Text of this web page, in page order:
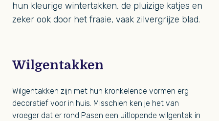
hun kleurige wintertakken, de pluizige katjes en
zeker ook door het fraaie, vaak zilvergrijze blad.
Wilgentakken
Wilgentakken zijn met hun kronkelende vormen erg
decoratief voor in huis. Misschien ken je het van
vroeger dat er rond Pasen een uitlopende wilgentak in